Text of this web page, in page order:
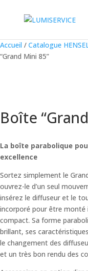
Accueil / Catalogue
“Grand Mini 85”
Boîte
La boîte parabolique
excellence
Sortez simplement le
ouvrez-le d’un seul
insérez le diffuseur et le
incorporé pour être
compact. Sa forme
brillant, ses
le changement des
et un très bon rendu des